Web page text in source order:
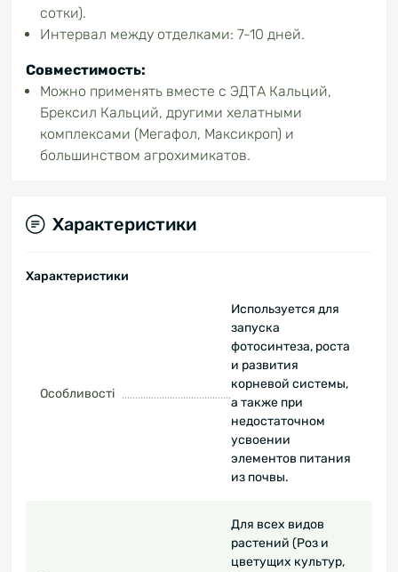
сотки).
Интервал между отделками: 7-10 дней.
Совместимость:
Можно применять вместе с ЭДТА Кальций,
Брексил Кальций, другими хелатными
комплексами (Мегафол, Максикроп) и
большинством агрохимикатов.
Характеристики
Характеристики
Особливості
Используется для
запуска
фотосинтеза, роста
и развития
корневой системы,
а также при
недостаточном
усвоении
элементов питания
из почвы.
Для всех видов
растений (Роз и
цветущих культур,